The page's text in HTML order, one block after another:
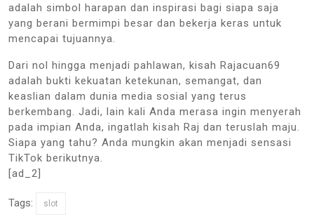
adalah simbol harapan dan inspirasi bagi siapa saja
yang berani bermimpi besar dan bekerja keras untuk
mencapai tujuannya.
Dari nol hingga menjadi pahlawan, kisah Rajacuan69
adalah bukti kekuatan ketekunan, semangat, dan
keaslian dalam dunia media sosial yang terus
berkembang. Jadi, lain kali Anda merasa ingin menyerah
pada impian Anda, ingatlah kisah Raj dan teruslah maju.
Siapa yang tahu? Anda mungkin akan menjadi sensasi
TikTok berikutnya.
[ad_2]
Tags: slot